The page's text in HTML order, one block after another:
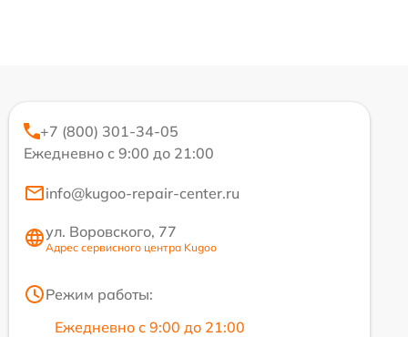
+7 (800) 301-34-05
Ежедневно с 9:00 до 21:00
info@kugoo-repair-center.ru
ул. Воровского, 77
Адрес сервисного центра Kugoo
Режим работы:
Ежедневно с 9:00 до 21:00